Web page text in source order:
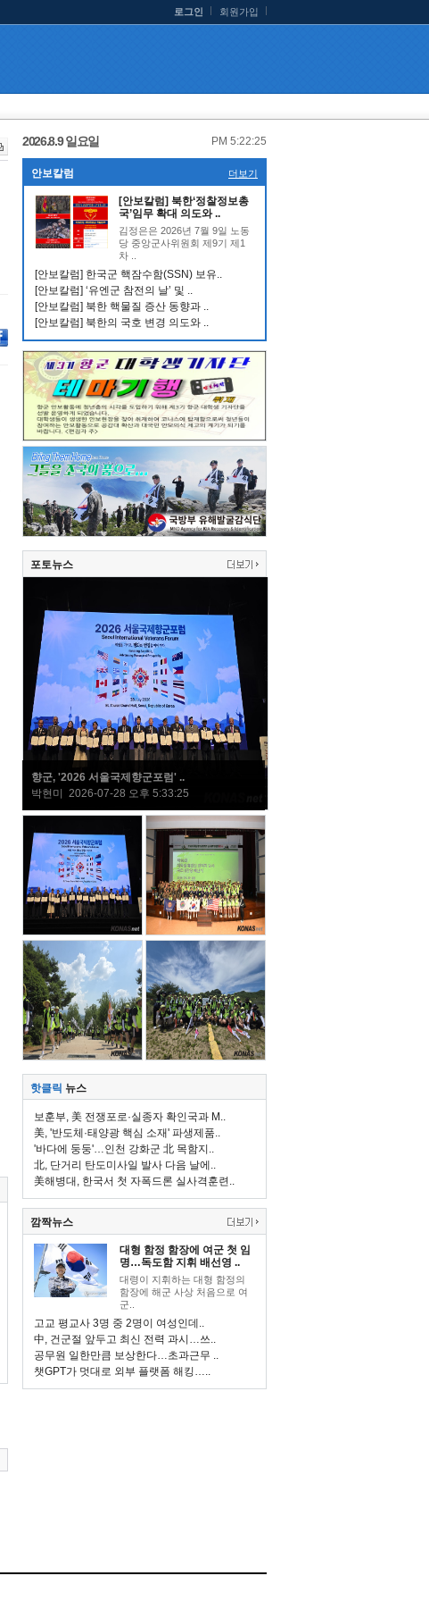
로그인 회원가입
2026.8.9 일요일 PM 5:22:25
안보칼럼 더보기
[안보칼럼] 북한‘정찰정보총
국’임무 확대 의도와 ..
김정은은 2026년 7월 9일 노동
당 중앙군사위원회 제9기 제1
차 ..
[안보칼럼] 한국군 핵잠수함(SSN) 보유..
[안보칼럼] ‘유엔군 참전의 날’ 및 ..
[안보칼럼] 북한 핵물질 증산 동향과 ..
[안보칼럼] 북한의 국호 변경 의도와 ..
포토뉴스
향군, '2026 서울국제향군포럼' ..
박현미 2026-07-28 오후 5:33:25
핫클릭 뉴스
보훈부, 美 전쟁포로·실종자 확인국과 M..
美, '반도체·태양광 핵심 소재' 파생제품..
'바다에 둥둥'…인천 강화군 北 목함지..
北, 단거리 탄도미사일 발사 다음 날에..
美해병대, 한국서 첫 자폭드론 실사격훈련..
깜짝뉴스
대형 함정 함장에 여군 첫 임
명…독도함 지휘 배선영 ..
대령이 지휘하는 대형 함정의
함장에 해군 사상 처음으로 여
군..
고교 평교사 3명 중 2명이 여성인데..
中, 건군절 앞두고 최신 전력 과시…쓰..
공무원 일한만큼 보상한다…초과근무 ..
챗GPT가 멋대로 외부 플랫폼 해킹…..